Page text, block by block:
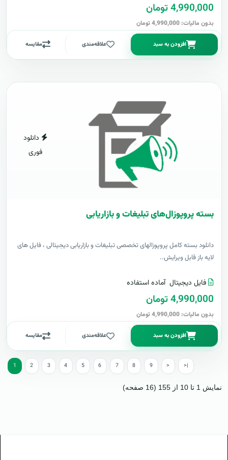
4,990,000 تومان
بدون مالیات: 4,990,000 تومان
افزودن به سبد علاقه‌مندی مقایسه
دانلود
فوری
بسته پروپوزال‌های تبلیغات و بازاریابی
دانلود بسته کامل پروپوزالهای تخصصی تبلیغات و بازاریابی دیجیتالی ، فایل های
لایه باز قابل ویرایش..
فایل دیجیتال آماده استفاده
4,990,000 تومان
بدون مالیات: 4,990,000 تومان
افزودن به سبد علاقه‌مندی مقایسه
1 2 3 4 5 6 7 8 9 > >|
نمایش 1 تا 10 از 155 (16 صفحه)